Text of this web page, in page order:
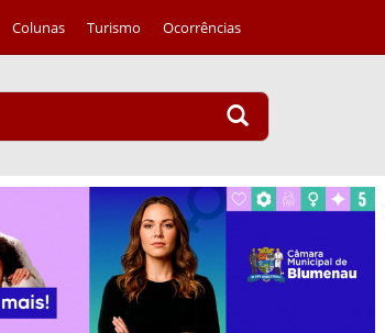
Colunas Turismo Ocorrências